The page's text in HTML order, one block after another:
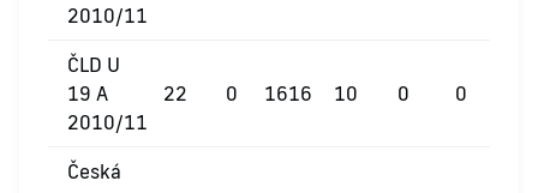
2010/11
ČLD U
19 A
2010/11
22 0 1616 10 0 0
Česká